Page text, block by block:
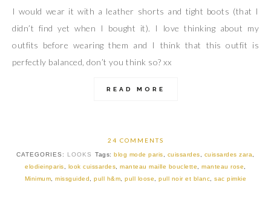
I would wear it with a leather shorts and tight boots (that I
didn’t find yet when I bought it). I love thinking about my
outfits before wearing them and I think that this outfit is
perfectly balanced, don’t you think so? xx
READ MORE
24 COMMENTS
CATEGORIES: LOOKS Tags:blog mode paris cuissardes cuissardes zara
elodieinparis
look cuissardes ,manteau maille bouclette ,manteau rose
Minimum ,missguided ,pull h&m ,pull loose ,pull noir et blanc ,sac pimkie